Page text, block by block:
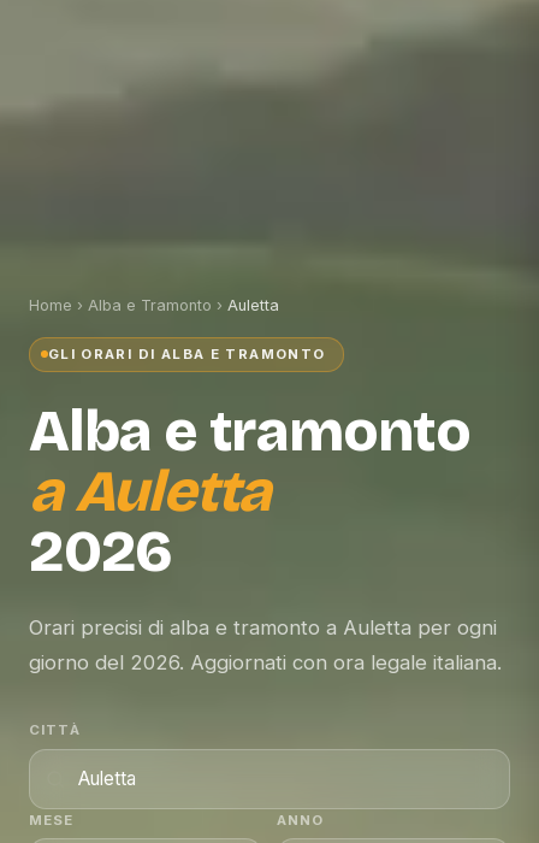
Home › Alba e Tramonto › Auletta
GLI ORARI DI ALBA E TRAMONTO
Alba e tramonto
aAuletta
2026
Orari precisi di alba e tramonto a Auletta per ogni
giorno del 2026. Aggiornati con ora legale italiana.
CITTÀ
MESE ANNO